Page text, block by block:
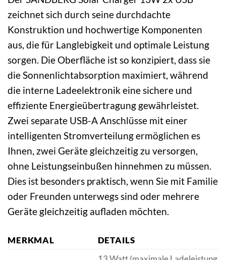
zeichnet sich durch seine durchdachte
Konstruktion und hochwertige Komponenten
aus, die für Langlebigkeit und optimale Leistung
sorgen. Die Oberfläche ist so konzipiert, dass sie
die Sonnenlichtabsorption maximiert, während
die interne Ladeelektronik eine sichere und
effiziente Energieübertragung gewährleistet.
Zwei separate USB-A Anschlüsse mit einer
intelligenten Stromverteilung ermöglichen es
Ihnen, zwei Geräte gleichzeitig zu versorgen,
ohne Leistungseinbußen hinnehmen zu müssen.
Dies ist besonders praktisch, wenn Sie mit Familie
oder Freunden unterwegs sind oder mehrere
Geräte gleichzeitig aufladen möchten.
MERKMAL DETAILS